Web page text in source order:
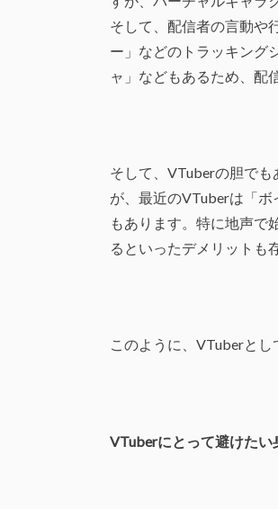
そして、配信者の言動や
ー」などのトラッキング
ャ」などもあるため、配
そして、VTuberの胆で
が、最近のVTuberは「
もあります。特に地声で
るといったデメリットも
このように、VTuberとし
VTuberにとって避けたい